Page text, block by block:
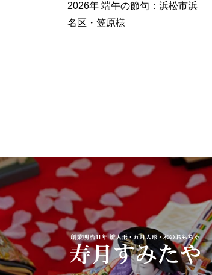
2026年 端午の節句：浜松市浜
名区・笠原様